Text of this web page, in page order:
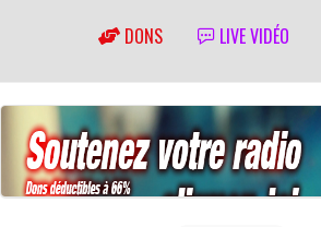
DONS LIVE VIDÉO